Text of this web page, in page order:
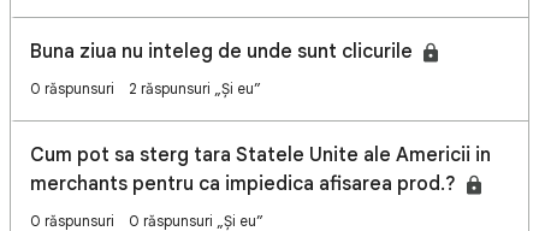
Buna ziua nu inteleg de unde sunt clicurile
0 răspunsuri 2 răspunsuri „Și eu”
Cum pot sa sterg tara Statele Unite ale Americii in
merchants pentru ca impiedica afisarea prod.?
0 răspunsuri 0 răspunsuri „Și eu”